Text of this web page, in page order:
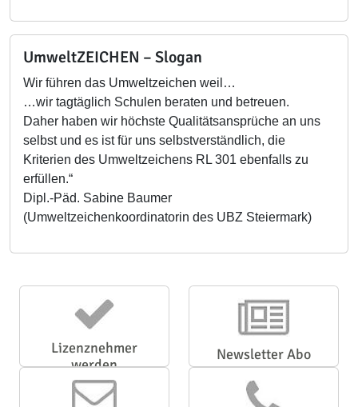
UmweltZEICHEN – Slogan
Wir führen das Umweltzeichen weil…
…wir tagtäglich Schulen beraten und betreuen.
Daher haben wir höchste Qualitätsansprüche an uns
selbst und es ist für uns selbstverständlich, die
Kriterien des Umweltzeichens RL 301 ebenfalls zu
erfüllen.“
Dipl.-Päd. Sabine Baumer
(Umweltzeichenkoordinatorin des UBZ Steiermark)
Lizenznehmer
werden
Newsletter Abo